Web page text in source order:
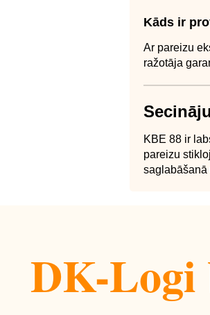
Kāds ir
Ar pareizu
ražotāja
KBE 88 ir
pareizu
saglabāšanā
DK-Logi